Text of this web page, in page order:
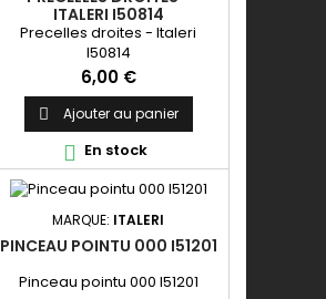
ITALERI I50814
Precelles droites - Italeri
I50814
Prix
6,00 €
 Ajouter au panier
 En stock
MARQUE: ITALERI
PINCEAU POINTU 000 I51201
Pinceau pointu 000 I51201